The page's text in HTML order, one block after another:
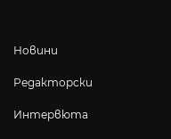
Новини
Редакторски
Интервюта